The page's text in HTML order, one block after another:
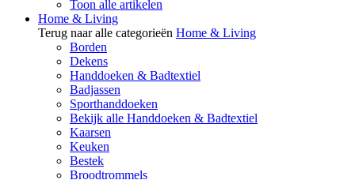
Toon alle artikelen
Home & Living
Terug naar alle categorieën Home & Living
Borden
Dekens
Handdoeken & Badtextiel
Badjassen
Sporthanddoeken
Bekijk alle Handdoeken & Badtextiel
Kaarsen
Keuken
Bestek
Broodtrommels